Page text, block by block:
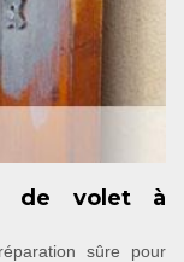
de volet à
sûre pour